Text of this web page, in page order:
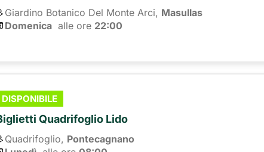
Giardino Botanico Del Monte Arci, Masullas
Domenica alle ore 22:00
DISPONIBILE
Quadrifoglio Lido
Quadrifoglio, Pontecagnano